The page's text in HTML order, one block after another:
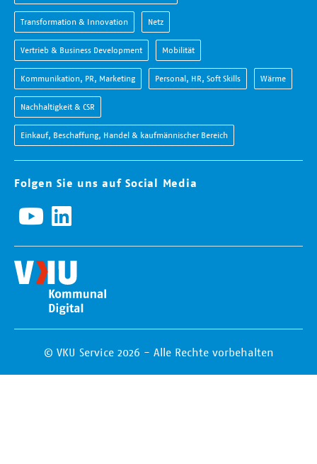
Transformation & Innovation Netz
Vertrieb & Business Development Mobilität
Kommunikation, PR, Marketing Personal, HR, Soft Skills Wärme
Nachhaltigkeit & CSR
Einkauf, Beschaffung, Handel & kaufmännischer Bereich
Folgen Sie uns auf Social Media
© VKU Service 2026 - Alle Rechte vorbehalten